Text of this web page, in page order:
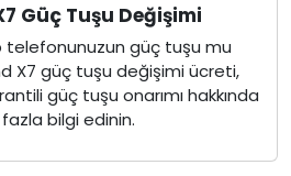
Güç Tuşu Değişimi
telefonunuzun güç tuşu mu
X7 güç tuşu değişimi ücreti,
güç tuşu onarımı hakkında
bilgi edinin.